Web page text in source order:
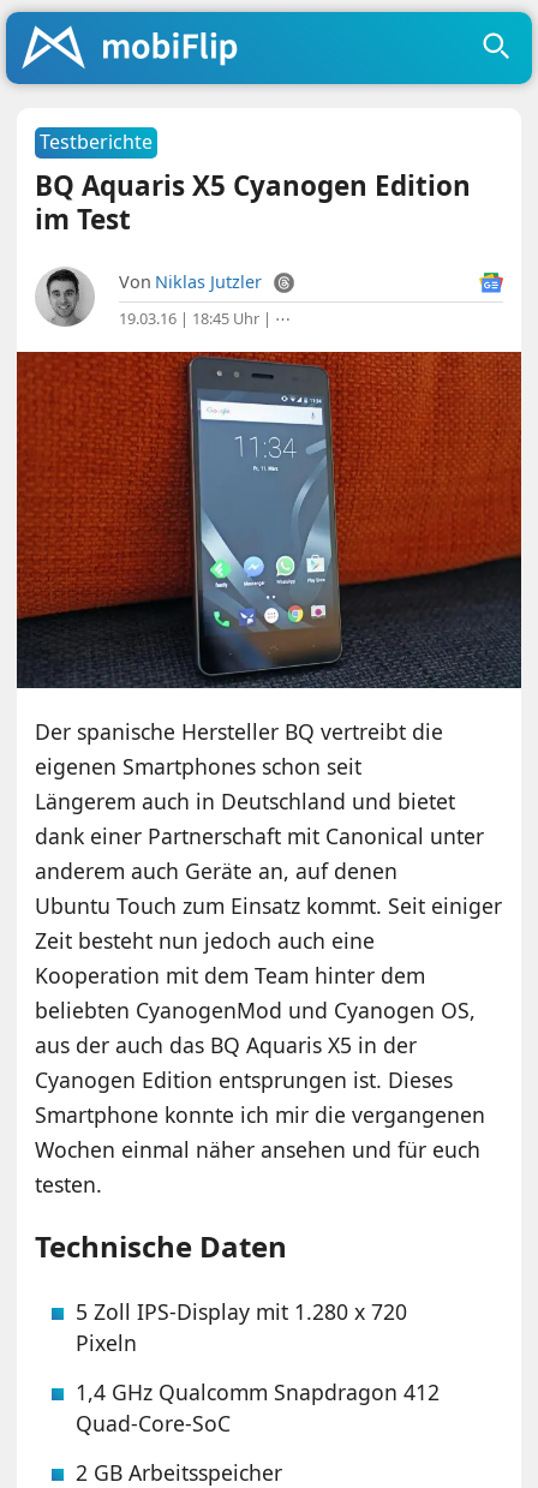
Testberichte
BQ Aquaris X5 Cyanogen Edition
im Test
Von Niklas Jutzler
19.03.16 | 18:45 Uhr | ⋯
Der spanische Hersteller BQ vertreibt die
eigenen Smartphones schon seit
Längerem auch in Deutschland und bietet
dank einer Partnerschaft mit Canonical unter
anderem auch Geräte an, auf denen
Ubuntu Touch zum Einsatz kommt. Seit einiger
Zeit besteht nun jedoch auch eine
Kooperation mit dem Team hinter dem
beliebten CyanogenMod und Cyanogen OS,
aus der auch das BQ Aquaris X5 in der
Cyanogen Edition entsprungen ist. Dieses
Smartphone konnte ich mir die vergangenen
Wochen einmal näher ansehen und für euch
testen.
Technische Daten
5 Zoll IPS-Display mit 1.280 x 720
Pixeln
1,4 GHz Qualcomm Snapdragon 412
Quad-Core-SoC
2 GB Arbeitsspeicher